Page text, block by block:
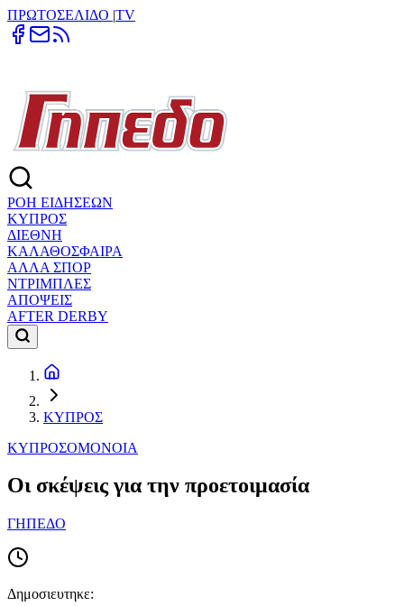
ΠΡΩΤΟΣΕΛΙΔΟ |TV
ΡΟΗ ΕΙΔΗΣΕΩΝ
ΚΥΠΡΟΣ
ΔΙΕΘΝΗ
ΚΑΛΑΘΟΣΦΑΙΡΑ
ΑΛΛΑ ΣΠΟΡ
ΝΤΡΙΜΠΛΕΣ
ΑΠΟΨΕΙΣ
AFTER DERBY
ΚΥΠΡΟΣ
ΚΥΠΡΟΣΟΜΟΝΟΙΑ
Οι σκέψεις για την προετοιμασία
ΓΗΠΕΔΟ
Δημοσιευτηκε: